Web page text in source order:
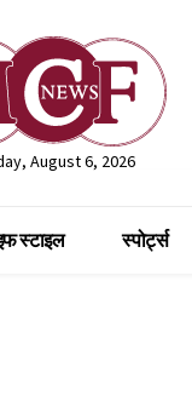
August 6, 2026
स्टाइल स्पोर्ट्स